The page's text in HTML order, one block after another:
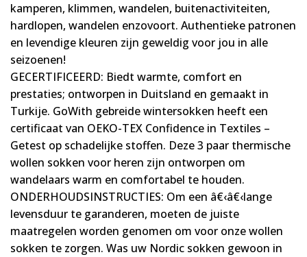
kamperen, klimmen, wandelen, buitenactiviteiten,
hardlopen, wandelen enzovoort. Authentieke patronen
en levendige kleuren zijn geweldig voor jou in alle
seizoenen!
GECERTIFICEERD: Biedt warmte, comfort en
prestaties; ontworpen in Duitsland en gemaakt in
Turkije. GoWith gebreide wintersokken heeft een
certificaat van OEKO-TEX Confidence in Textiles –
Getest op schadelijke stoffen. Deze 3 paar thermische
wollen sokken voor heren zijn ontworpen om
wandelaars warm en comfortabel te houden.
ONDERHOUDSINSTRUCTIES: Om een â€‹â€‹lange
levensduur te garanderen, moeten de juiste
maatregelen worden genomen om voor onze wollen
sokken te zorgen. Was uw Nordic sokken gewoon in